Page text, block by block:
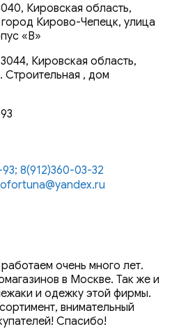
Кировская область,
Кирово-Чепецк, улица
«В»
Кировская область,
Строительная , дом
8(912)360-03-32
очень много лет.
в Москве. Так же и
и одежку этой фирмы.
внимательный
Спасибо!